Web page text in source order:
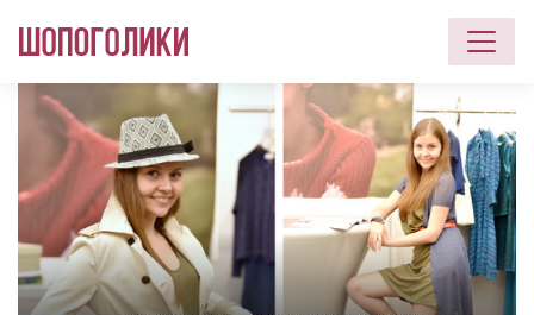
Перейти к основному содержанию